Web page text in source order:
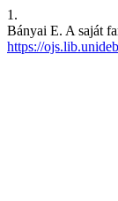
1.
Bányai E. A saját
https://